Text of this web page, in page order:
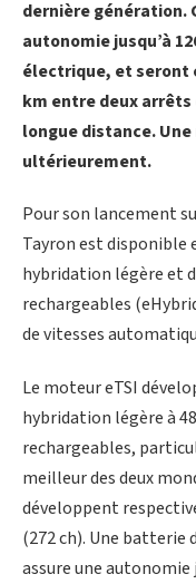
dernière génération.
autonomie jusqu’à
électrique, et seront
km entre deux
longue distance.
ultérieurement.
Pour son lancement
Tayron est disponible
hybridation légère et
rechargeables
de vitesses
Le moteur eTSI
hybridation légère à
rechargeables,
meilleur des deux
développent
(272 ch). Une batterie
assure une autonomie